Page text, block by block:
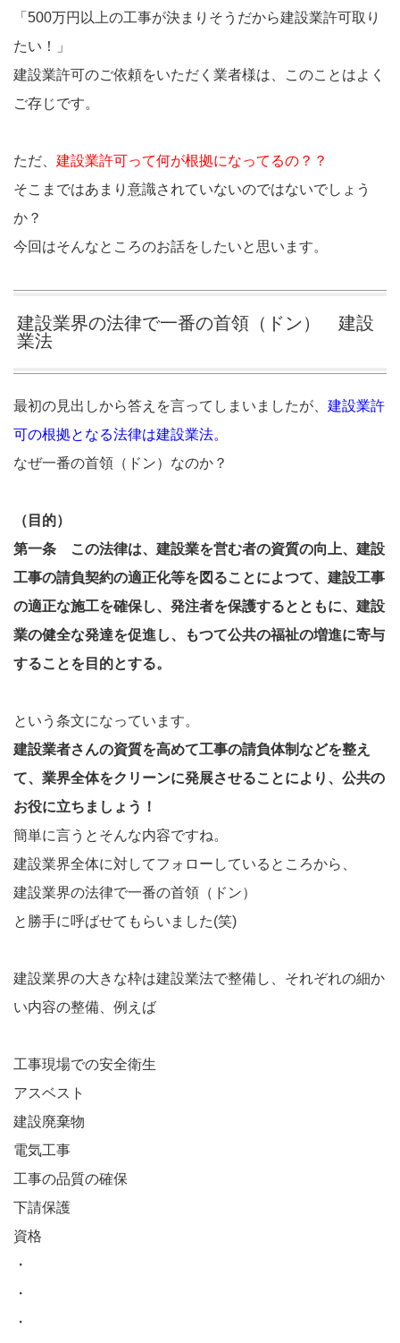
「500万円以上の工事が決まりそうだから建設業許可取り
たい！」
建設業許可のご依頼をいただく業者様は、このことはよく
ご存じです。
ただ、 建設業許可って何が根拠になってるの？？
そこまではあまり意識されていないのではないでしょう
か？
今回はそんなところのお話をしたいと思います。
建設業界の法律で一番の首領（ドン） 建設
業法
最初の見出しから答えを言ってしまいましたが、 建設業許
可の根拠となる法律は建設業法。
なぜ一番の首領（ドン）なのか？
（目的）
第一条 この法律は、建設業を営む者の資質の向上、建設
工事の請負契約の適正化等を図ることによつて、建設工事
の適正な施工を確保し、発注者を保護するとともに、建設
業の健全な発達を促進し、もつて公共の福祉の増進に寄与
することを目的とする。
という条文になっています。
建設業者さんの資質を高めて工事の請負体制などを整え
て、業界全体をクリーンに発展させることにより、公共の
お役に立ちましょう！
簡単に言うとそんな内容ですね。
建設業界全体に対してフォローしているところから、
建設業界の法律で一番の首領（ドン）
と勝手に呼ばせてもらいました(笑)
建設業界の大きな枠は建設業法で整備し、それぞれの細か
い内容の整備、例えば
工事現場での安全衛生
アスベスト
建設廃棄物
電気工事
工事の品質の確保
下請保護
資格
・
・
・